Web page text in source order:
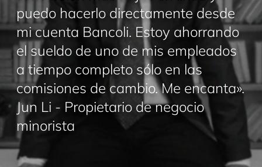
puedo hacerlo directamente desde
mi cuenta Bancoli. Estoy ahorrando
el sueldo de uno de mis empleados
a tiempo completo sólo en las
comisiones de cambio. Me encanta».
Jun Li - Propietario de negocio
minorista